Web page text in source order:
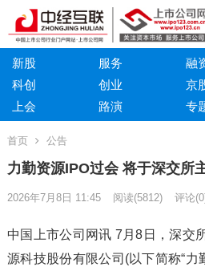
新股 服务 融
科创
创业 京
上会
路演 专
首页 公告
力勤资源IPO过会 将于深交所
2026年7月8日 11:45 阅读(5812) 评论
中国上市公司网讯 7月8日，深交
源科技股份有限公司(以下简称“力